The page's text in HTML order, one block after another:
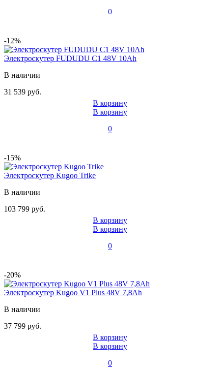
0
-12%
Электроскутер FUDUDU C1 48V 10Ah
В наличии
31 539 руб.
В корзину
В корзину
0
-15%
Электроскутер Kugoo Trike
В наличии
103 799 руб.
В корзину
В корзину
0
-20%
Электроскутер Kugoo V1 Plus 48V 7,8Ah
В наличии
37 799 руб.
В корзину
В корзину
0